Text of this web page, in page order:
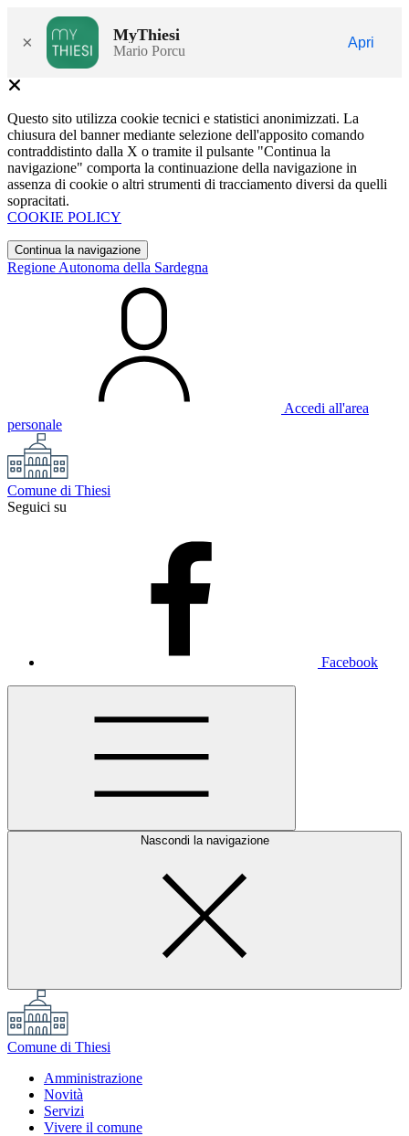
× MyThiesi
Mario Porcu
Apri
Questo sito utilizza cookie tecnici e statistici anonimizzati. La
chiusura del banner mediante selezione dell'apposito comando
contraddistinto dalla X o tramite il pulsante "Continua la
navigazione" comporta la continuazione della navigazione in
assenza di cookie o altri strumenti di tracciamento diversi da quelli
sopracitati.
COOKIE POLICY
Continua la navigazione
Regione Autonoma della Sardegna
Accedi all'area
personale
Comune di Thiesi
Seguici su
Facebook
Nascondi la navigazione
Comune di Thiesi
Amministrazione
Novità
Servizi
Vivere il comune